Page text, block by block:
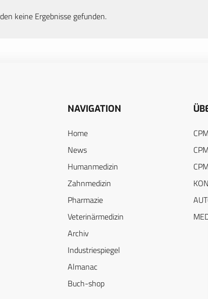
keine Ergebnisse gefunden.
NAVIGATION
Home
News
Humanmedizin
Zahnmedizin
Pharmazie
Veterinärmedizin
Archiv
Industriespiegel
Almanac
Buch-shop